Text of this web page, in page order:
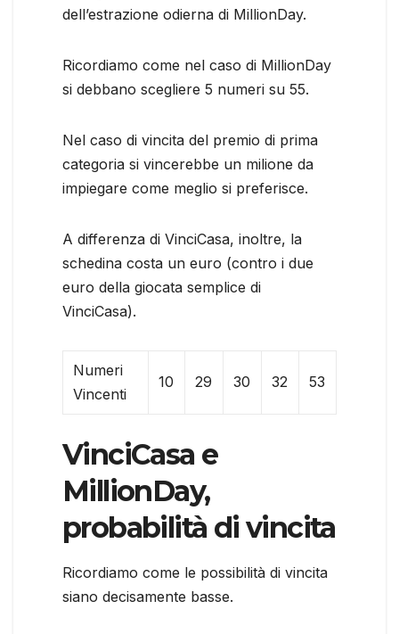
dell’estrazione odierna di MillionDay.
Ricordiamo come nel caso di MillionDay
si debbano scegliere 5 numeri su 55.
Nel caso di vincita del premio di prima
categoria si vincerebbe un milione da
impiegare come meglio si preferisce.
A differenza di VinciCasa, inoltre, la
schedina costa un euro (contro i due
euro della giocata semplice di
VinciCasa).
Numeri
Vincenti
10 29 30 32 53
VinciCasa e
MillionDay,
probabilità di vincita
Ricordiamo come le possibilità di vincita
siano decisamente basse.